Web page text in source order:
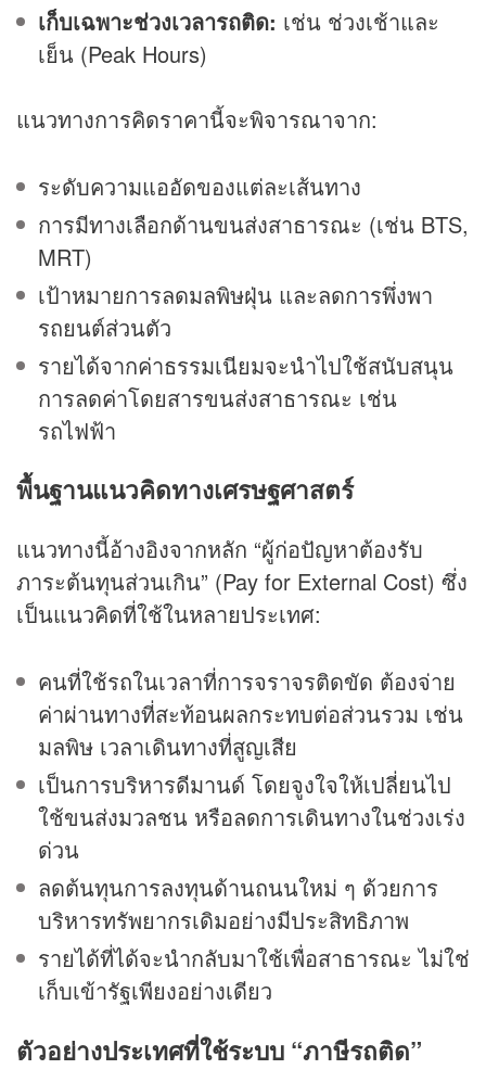
เก็บเฉพาะช่วงเวลารถติด: เช่น ช่วงเช้าและ
เย็น (Peak Hours)
แนวทางการคิดราคานี้จะพิจารณาจาก:
ระดับความแออัดของแต่ละเส้นทาง
การมีทางเลือกด้านขนส่งสาธารณะ (เช่น BTS,
MRT)
เป้าหมายการลดมลพิษฝุ่น และลดการพึ่งพา
รถยนต์ส่วนตัว
รายได้จากค่าธรรมเนียมจะนำไปใช้สนับสนุน
การลดค่าโดยสารขนส่งสาธารณะ เช่น
รถไฟฟ้า
พื้นฐานแนวคิดทางเศรษฐศาสตร์
แนวทางนี้อ้างอิงจากหลัก “ผู้ก่อปัญหาต้องรับ
ภาระต้นทุนส่วนเกิน” (Pay for External Cost) ซึ่ง
เป็นแนวคิดที่ใช้ในหลายประเทศ:
คนที่ใช้รถในเวลาที่การจราจรติดขัด ต้องจ่าย
ค่าผ่านทางที่สะท้อนผลกระทบต่อส่วนรวม เช่น
มลพิษ เวลาเดินทางที่สูญเสีย
เป็นการบริหารดีมานด์ โดยจูงใจให้เปลี่ยนไป
ใช้ขนส่งมวลชน หรือลดการเดินทางในช่วงเร่ง
ด่วน
ลดต้นทุนการลงทุนด้านถนนใหม่ ๆ ด้วยการ
บริหารทรัพยากรเดิมอย่างมีประสิทธิภาพ
รายได้ที่ได้จะนำกลับมาใช้เพื่อสาธารณะ ไม่ใช่
เก็บเข้ารัฐเพียงอย่างเดียว
ตัวอย่างประเทศที่ใช้ระบบ “ภาษีรถติด”